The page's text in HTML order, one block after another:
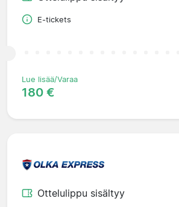
E-tickets
Lue lisää/Varaa
180 €
Ottelulippu sisältyy